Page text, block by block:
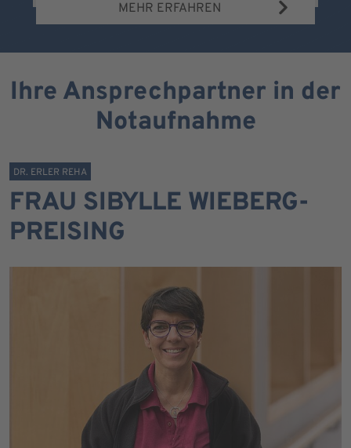
MEHR ERFAHREN
Ihre Ansprechpartner in der
Notaufnahme
DR. ERLER REHA
FRAU SIBYLLE WIEBERG-
PREISING